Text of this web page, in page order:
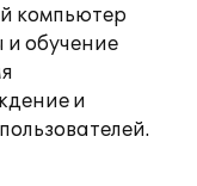
компьютер
и обучение
и